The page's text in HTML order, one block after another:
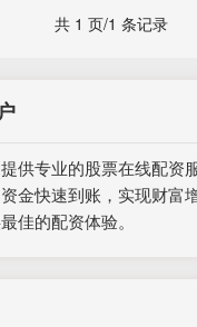
共 1 页/1 条记录
供专业的股票在线配资
金快速到账，实现财富
佳的配资体验。